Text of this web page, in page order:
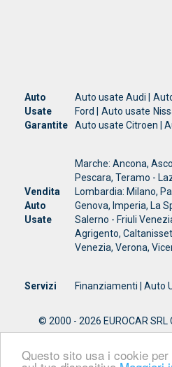
Questo sito usa i cookie
Auto
Usate
Garantite
Auto usate Audi |
Ford | Auto usate
Auto usate Citroen |
Vendita
Auto
Usate
Marche: Ancona,
Pescara, Teramo -
Lombardia: Milano,
Genova, Imperia, La
Salerno - Friuli
Agrigento,
Venezia, Verona,
Servizi Finanziamenti | Auto
© 2000 - 2026 EUROCAR